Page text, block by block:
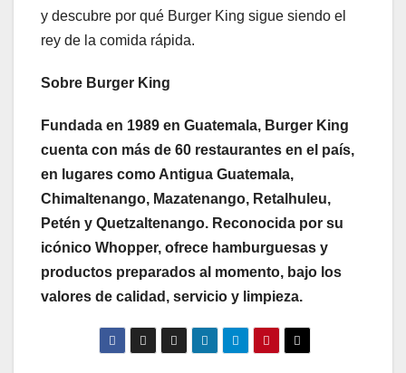
y descubre por qué Burger King sigue siendo el
rey de la comida rápida.
Sobre Burger King
Fundada en 1989 en Guatemala, Burger King
cuenta con más de 60 restaurantes en el país,
en lugares como Antigua Guatemala,
Chimaltenango, Mazatenango, Retalhuleu,
Petén y Quetzaltenango. Reconocida por su
icónico Whopper, ofrece hamburguesas y
productos preparados al momento, bajo los
valores de calidad, servicio y limpieza.